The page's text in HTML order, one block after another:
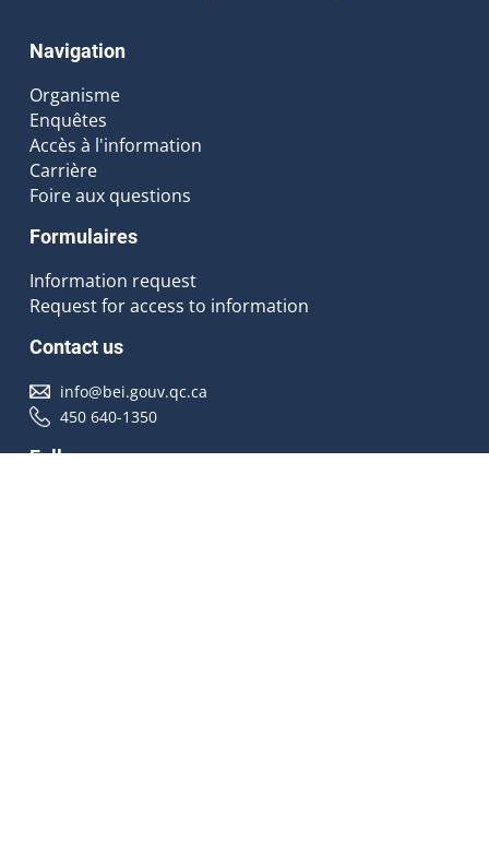
Navigation
Organisme
Enquêtes
Accès à l'information
Carrière
Foire aux questions
Formulaires
Information request
Request for access to information
Contact us
info@bei.gouv.qc.ca
450 640-1350
Follow us